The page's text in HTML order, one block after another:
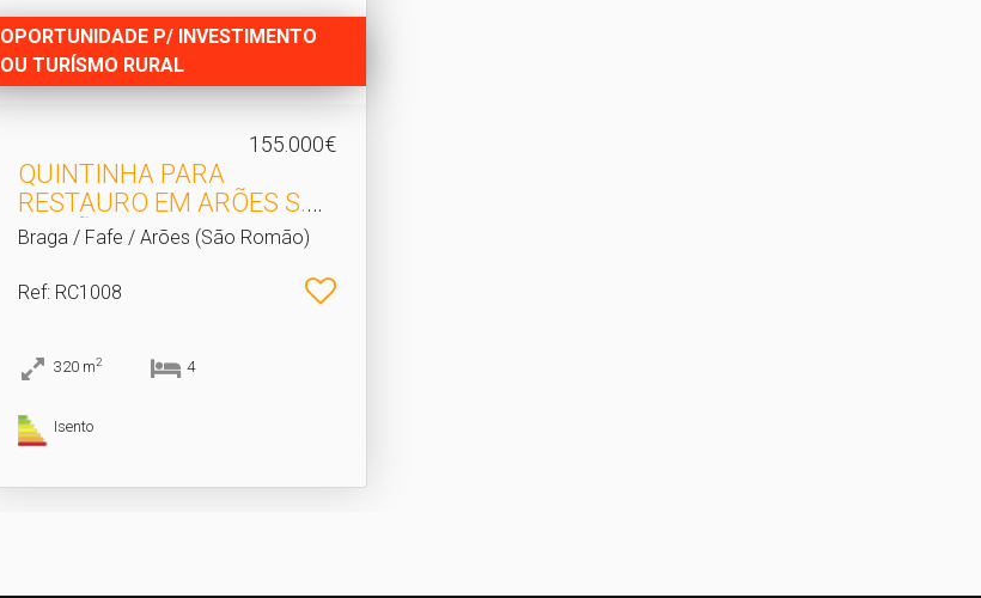
OPORTUNIDADE P/ INVESTIMENTO
OU TURÍSMO RURAL
155.000€
QUINTINHA PARA
RESTAURO EM ARÕES S.​
ROMÃO - FA...
Braga / Fafe / Arões (São Romão)
Ref: RC1008
320 m2 4
Isento